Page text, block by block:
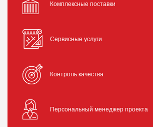
Комплексные поставки
Сервисные услуги
Контроль качества
Персональный менеджер проекта